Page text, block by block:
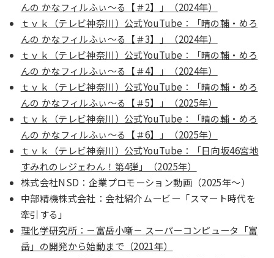
んの かなフィルふぃ～る【＃2】」（2024年）
ｔｖｋ（テレビ神奈川）公式YouTube：「晴の輔・めろ
んの かなフィルふぃ～る【＃3】」（2024年）
ｔｖｋ（テレビ神奈川）公式YouTube：「晴の輔・めろ
んの かなフィルふぃ～る【＃4】」（2024年）
ｔｖｋ（テレビ神奈川）公式YouTube：「晴の輔・めろ
んの かなフィルふぃ～る【＃5】」（2025年）
ｔｖｋ（テレビ神奈川）公式YouTube：「晴の輔・めろ
んの かなフィルふぃ～る【＃6】」（2025年）
ｔｖｋ（テレビ神奈川）公式YouTube：「日向坂46宮地
すみれのレジェわん！第4弾」（2025年）
株式会社NSD：企業プロモーション動画（2025年～）
中部精機株式会社：会社紹介ムービー「スマート時代を
牽引する」
理化学研究所：－富岳小噺－ スーパーコンピュータ「富
岳」の開発から始動まで（2021年）